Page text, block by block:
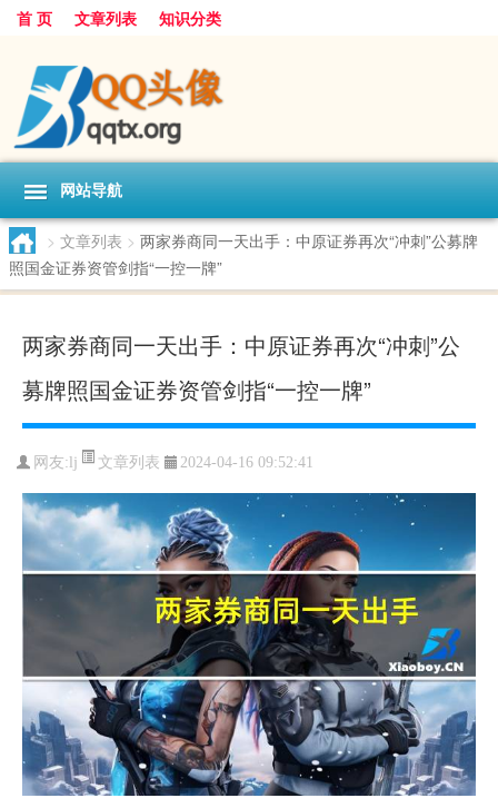
首 页 文章列表 知识分类
网站导航
> 文章列表 > 两家券商同一天出手：中原证券再次“冲刺”公募牌
照国金证券资管剑指“一控一牌”
两家券商同一天出手：中原证券再次“冲刺”公
募牌照国金证券资管剑指“一控一牌”
网友: lj 文章列表 2024-04-16 09:52:41